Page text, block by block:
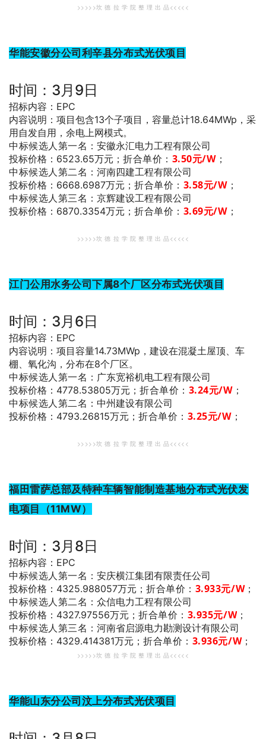
>>>>>坎 德 拉 学 院 整 理 出 品<<<<<
华能安徽分公司利辛县分布式光伏项目
时间：3月9日
招标内容：EPC
内容说明：项目包含13个子项目，容量总计18.64MWp，采
用自发自用，余电上网模式。
中标候选人第一名 ：安徽永汇电力工程有限公司
投标价格：6523.65万元； 折合单价： 3.50元/W；
中标候选人第二名 ：河南四建工程有限公司
投标价格：6668.6987万元； 折合单价： 3.58元/W；
中标候选人第三名 ：京辉建设工程有限公司
投标价格：6870.3354万元； 折合单价： 3.69元/W；
>>>>>坎 德 拉 学 院 整 理 出 品<<<<<
江门公用水务公司下属8个厂区分布式光伏项目
时间：3月6日
招标内容：EPC
内容说明：项目容量14.73MWp，建设在混凝土屋顶、车
棚、氧化沟，分布在8个厂区。
中标候选人第一名 ：广东宽裕机电工程有限公司
投标价格：4778.53805万元； 折合单价： 3.24元/W；
中标候选人第二名 ：中州建设有限公司
投标价格：4793.26815万元； 折合单价： 3.25元/W；
>>>>>坎 德 拉 学 院 整 理 出 品<<<<<
福田雷萨总部及特种车辆智能制造基地分布式光伏发
电项目（11MW）
时间：3月8日
招标内容：EPC
中标候选人第一名 ：安庆横江集团有限责任公司
投标价格：4325.988057万元； 折合单价： 3.933元/W ；
中标候选人第二名 ：众信电力工程有限公司
投标价格：4327.97556万元； 折合单价： 3.935元/W ；
中标候选人第三名 ：河南省启源电力勘测设计有限公司
投标价格：4329.414381万元； 折合单价： 3.936元/W ；
>>>>>坎 德 拉 学 院 整 理 出 品<<<<<
华能山东分公司汶上分布式光伏项目